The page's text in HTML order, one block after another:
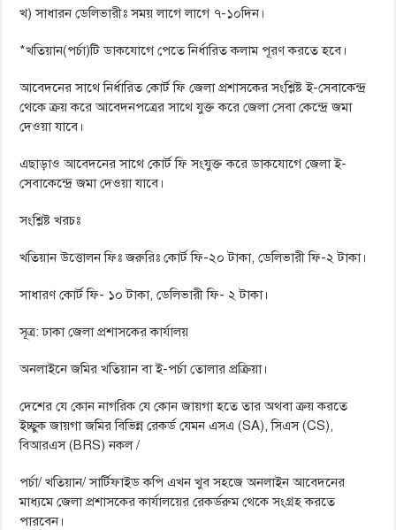
খ) সাধারন ডেলিভারীঃ সময় লাগে লাগে ৭-১০দিন।
*খতিয়ান(পর্চা)টি ডাকযোগে পেতে নির্ধারিত কলাম পূরণ করতে হবে।
আবেদনের সাথে নির্ধারিত কোর্ট ফি জেলা প্রশাসকের সংশ্লিষ্ট ই-সেবাকেন্দ্র
থেকে ক্রয় করে আবেদনপত্রের সাথে যুক্ত করে জেলা সেবা কেন্দ্রে জমা
দেওয়া যাবে।
এছাড়াও আবেদনের সাথে কোর্ট ফি সংযুক্ত করে ডাকযোগে জেলা ই-
সেবাকেন্দ্রে জমা দেওয়া যাবে।
সংশ্লিষ্ট খরচঃ
খতিয়ান উত্তোলন ফিঃ জরুরিঃ কোর্ট ফি-২০ টাকা, ডেলিভারী ফি-২ টাকা।
সাধারণ কোর্ট ফি- ১০ টাকা, ডেলিভারী ফি- ২ টাকা।
সূত্র: ঢাকা জেলা প্রশাসকের কার্যালয়
অনলাইনে জমির খতিয়ান বা ই-পর্চা তোলার প্রক্রিয়া।
দেশের যে কোন নাগরিক যে কোন জায়গা হতে তার অথবা ক্রয় করতে
ইচ্ছুক জায়গা জমির বিভিন্ন রেকর্ড যেমন এসএ (SA), সিএস (CS),
বিআরএস (BRS) নকল /
পর্চা/ খতিয়ান/ সার্টিফাইড কপি এখন খুব সহজে অনলাইন আবেদনের
মাধ্যমে জেলা প্রশাসকের কার্যালয়ের রেকর্ডরুম থেকে সংগ্রহ করতে
পারবেন।